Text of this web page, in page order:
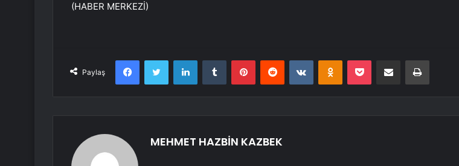
(HABER MERKEZİ)
Paylaş
FacebookTwitter LinkedInTumblr PinterestReddit VKontakteOdnoklassniki
Pocket E-Posta ile paylaş Yazdır
MEHMET HAZBİN KAZBEK